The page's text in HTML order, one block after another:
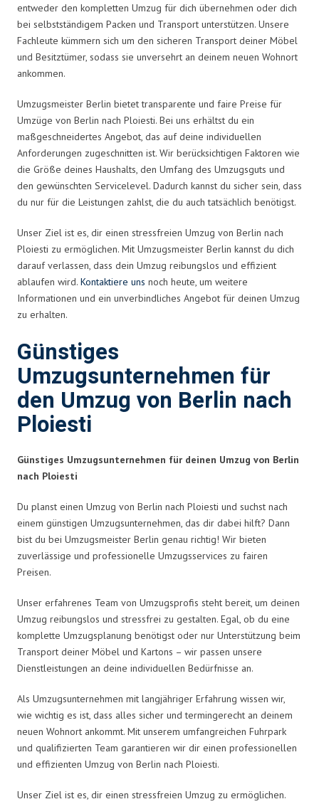
entweder den kompletten Umzug für dich übernehmen oder dich
bei selbstständigem Packen und Transport unterstützen. Unsere
Fachleute kümmern sich um den sicheren Transport deiner Möbel
und Besitztümer, sodass sie unversehrt an deinem neuen Wohnort
ankommen.
Umzugsmeister Berlin bietet transparente und faire Preise für
Umzüge von Berlin nach Ploiesti. Bei uns erhältst du ein
maßgeschneidertes Angebot, das auf deine individuellen
Anforderungen zugeschnitten ist. Wir berücksichtigen Faktoren wie
die Größe deines Haushalts, den Umfang des Umzugsguts und
den gewünschten Servicelevel. Dadurch kannst du sicher sein, dass
du nur für die Leistungen zahlst, die du auch tatsächlich benötigst.
Unser Ziel ist es, dir einen stressfreien Umzug von Berlin nach
Ploiesti zu ermöglichen. Mit Umzugsmeister Berlin kannst du dich
darauf verlassen, dass dein Umzug reibungslos und effizient
ablaufen wird. Kontaktiere uns noch heute, um weitere
Informationen und ein unverbindliches Angebot für deinen Umzug
zu erhalten.
Günstiges
Umzugsunternehmen für
den Umzug von Berlin nach
Ploiesti
Günstiges Umzugsunternehmen für deinen Umzug von Berlin
nach Ploiesti
Du planst einen Umzug von Berlin nach Ploiesti und suchst nach
einem günstigen Umzugsunternehmen, das dir dabei hilft? Dann
bist du bei Umzugsmeister Berlin genau richtig! Wir bieten
zuverlässige und professionelle Umzugsservices zu fairen
Preisen.
Unser erfahrenes Team von Umzugsprofis steht bereit, um deinen
Umzug reibungslos und stressfrei zu gestalten. Egal, ob du eine
komplette Umzugsplanung benötigst oder nur Unterstützung beim
Transport deiner Möbel und Kartons – wir passen unsere
Dienstleistungen an deine individuellen Bedürfnisse an.
Als Umzugsunternehmen mit langjähriger Erfahrung wissen wir,
wie wichtig es ist, dass alles sicher und termingerecht an deinem
neuen Wohnort ankommt. Mit unserem umfangreichen Fuhrpark
und qualifizierten Team garantieren wir dir einen professionellen
und effizienten Umzug von Berlin nach Ploiesti.
Unser Ziel ist es, dir einen stressfreien Umzug zu ermöglichen.